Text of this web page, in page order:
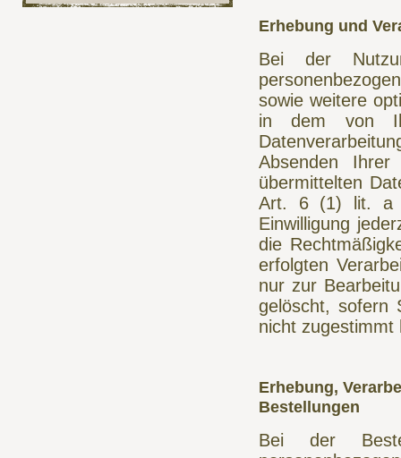
Erhebung und
Bei der
sowie weitere
in dem von
Absenden
übermittelten
Art. 6 (1) lit. a
Einwilligung
die
erfolgten
nur zur
gelöscht, sofern
nicht zugestimmt
Erhebung,
Bestellungen
Bei der